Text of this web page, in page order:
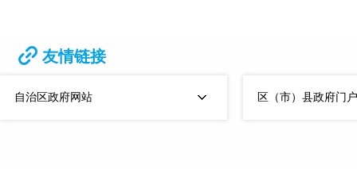
友情链接
自治区政府网站 区（市）县政府门